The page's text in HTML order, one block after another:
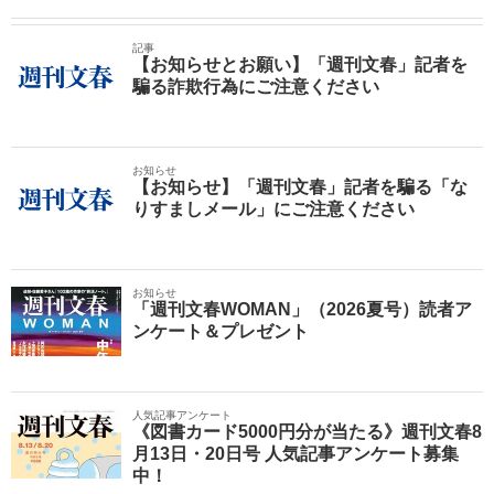
記事
【お知らせとお願い】「週刊文春」記者を
騙る詐欺行為にご注意ください
お知らせ
【お知らせ】「週刊文春」記者を騙る「な
りすましメール」にご注意ください
お知らせ
「週刊文春WOMAN」（2026夏号）読者ア
ンケート＆プレゼント
人気記事アンケート
《図書カード5000円分が当たる》週刊文春8
月13日・20日号 人気記事アンケート募集
中！